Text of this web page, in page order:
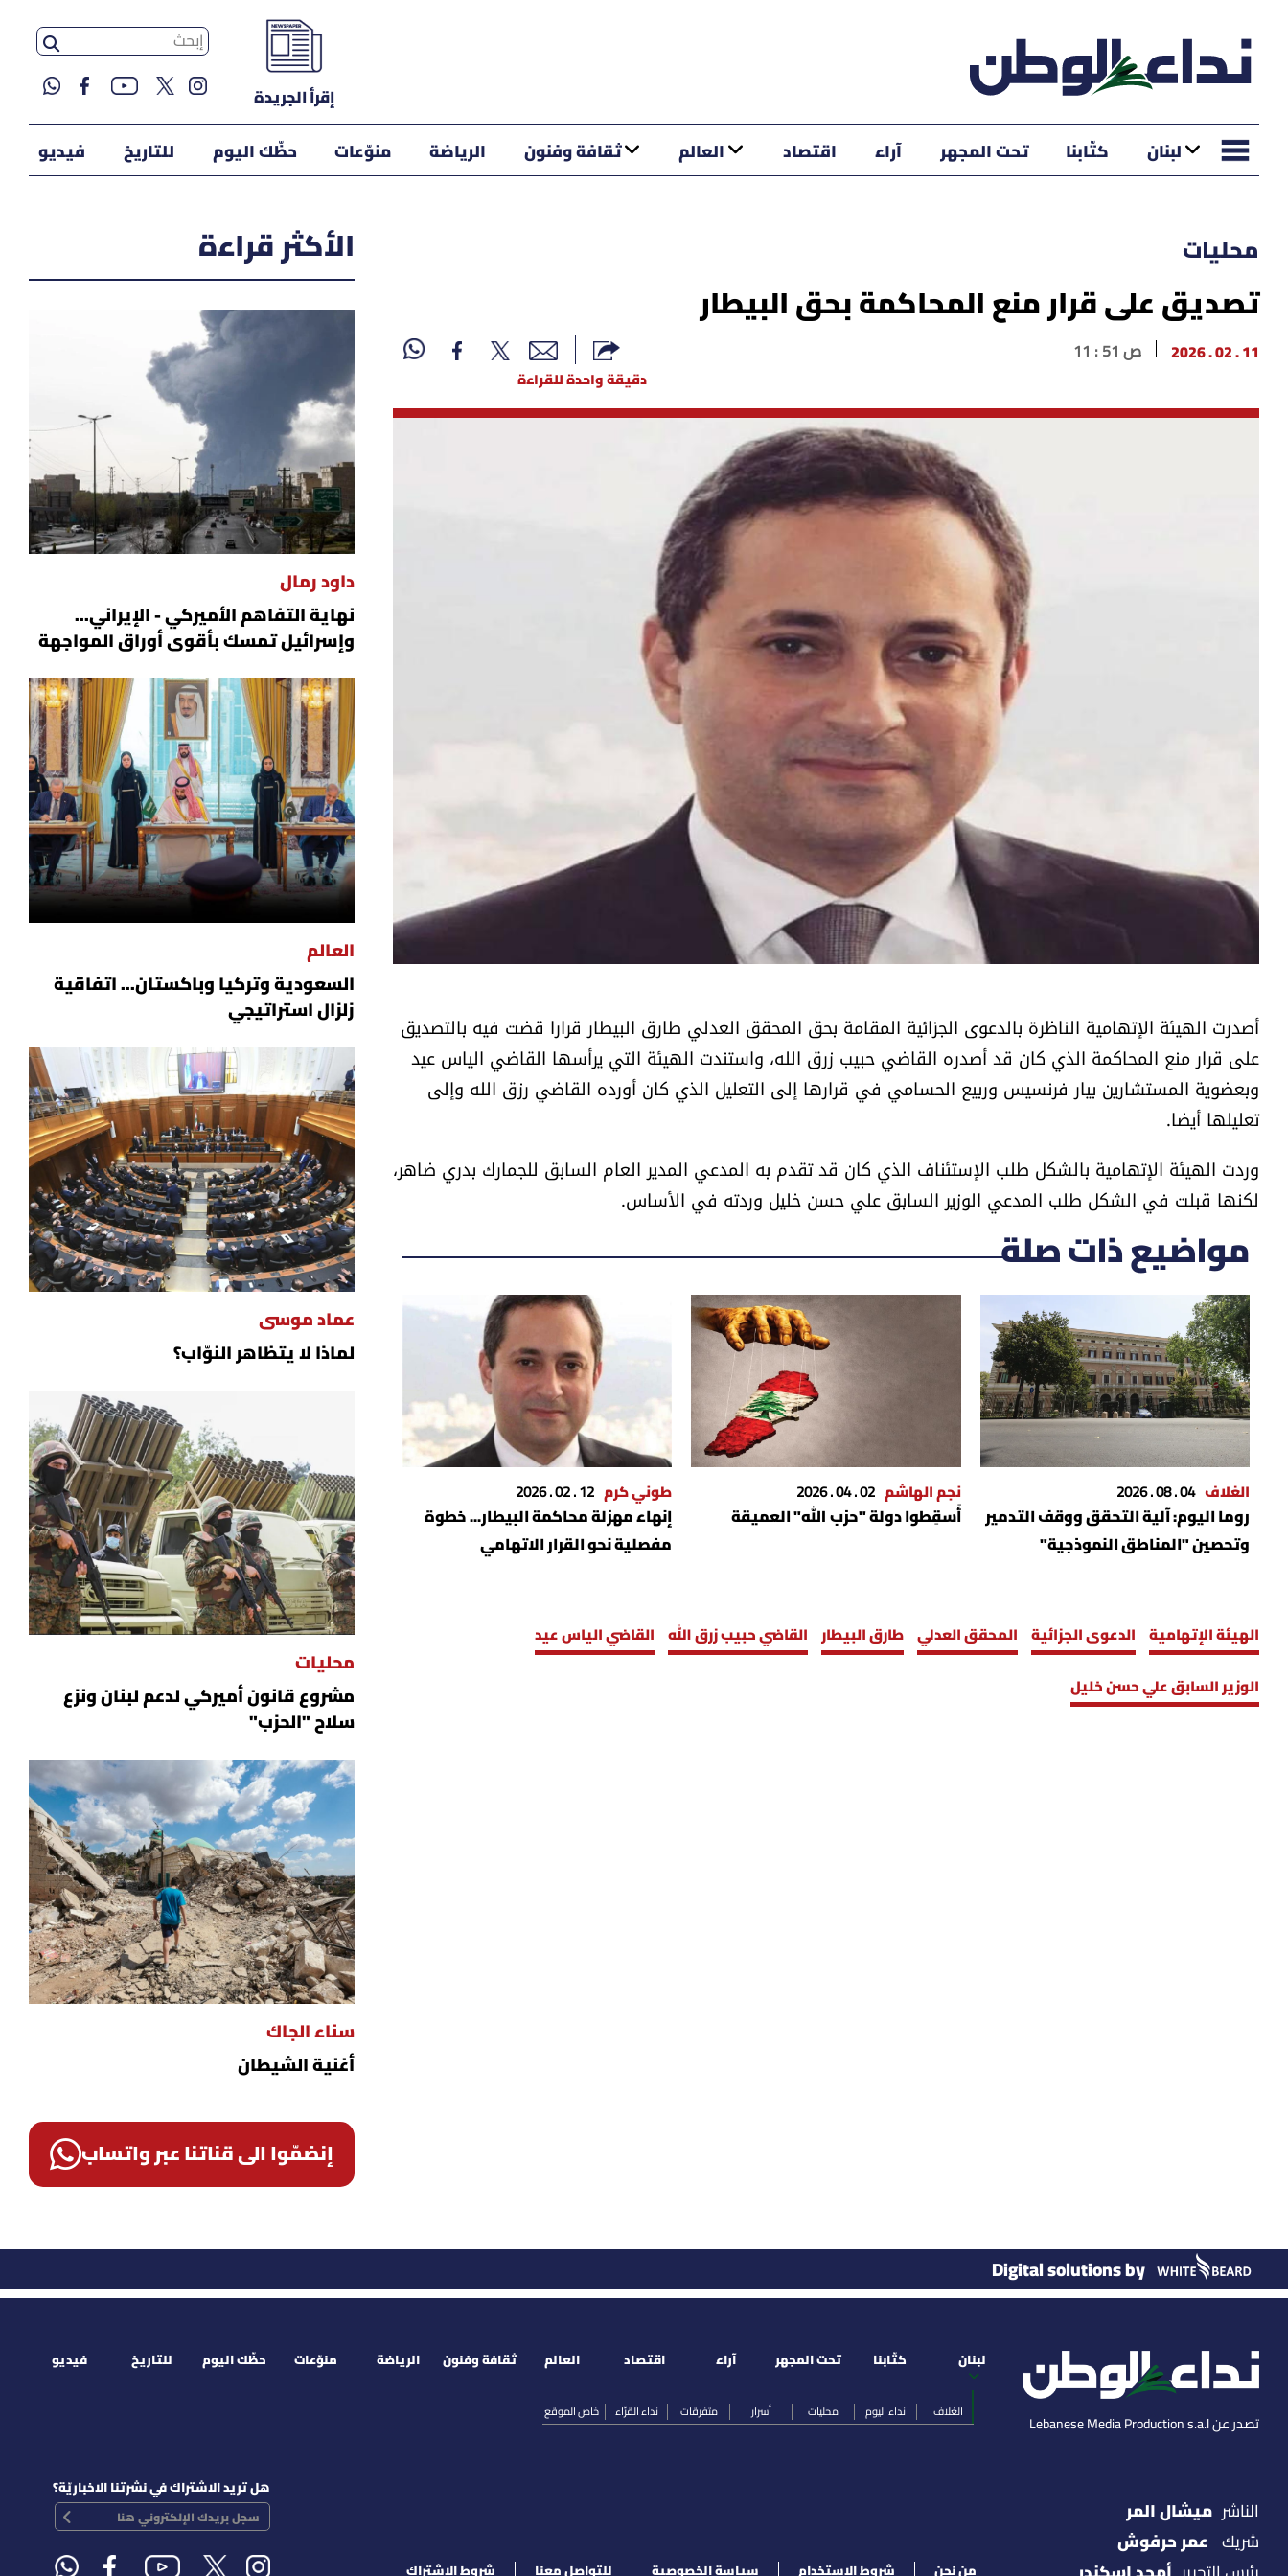
إقرأ الجريدة
لبنان كتّابنا تحت المجهر آراء اقتصاد العالم ثقافة وفنون الرياضة منوّعات حظّك اليوم للتاريخ فيديو
محليات
تصديق على قرار منع المحاكمة بحق البيطار
11 . 02 . 2026 11 : 51 ص
دقيقة واحدة للقراءة
أصدرت الهيئة الإتهامية الناظرة بالدعوى الجزائية المقامة بحق المحقق العدلي طارق البيطار قرارا قضت فيه بالتصديق
على قرار منع المحاكمة الذي كان قد أصدره القاضي حبيب زرق الله، واستندت الهيئة التي يرأسها القاضي الياس عيد
وبعضوية المستشارين بيار فرنسيس وربيع الحسامي في قرارها إلى التعليل الذي كان أورده القاضي رزق الله وإلى
تعليلها أيضا.
وردت الهيئة الإتهامية بالشكل طلب الإستئناف الذي كان قد تقدم به المدعي المدير العام السابق للجمارك بدري ضاهر،
لكنها قبلت في الشكل طلب المدعي الوزير السابق علي حسن خليل وردته في الأساس.
مواضيع ذات صلة
الغلاف 04 . 08 . 2026
روما اليوم: آلية التحقق ووقف التدمير
وتحصين "المناطق النموذجية"
نجم الهاشم 02 . 04 . 2026
أَسقِطوا دولة "حزب الله" العميقة
طوني كرم 12 . 02 . 2026
إنهاء مهزلة محاكمة البيطار... خطوة
مفصلية نحو القرار الاتهامي
الهيئة الإتهامية الدعوى الجزائية المحقق العدلي طارق البيطار القاضي حبيب زرق الله القاضي الياس عيد
الوزير السابق علي حسن خليل
الأكثر قراءة
داود رمال
نهاية التفاهم الأميركي - الإيراني...
وإسرائيل تمسك بأقوى أوراق المواجهة
العالم
السعودية وتركيا وباكستان... اتفاقية
زلزال استراتيجي
عماد موسى
لماذا لا يتظاهر النوّاب؟
محليات
مشروع قانون أميركي لدعم لبنان ونزع
سلاح "الحزب"
سناء الجاك
أغنية الشيطان
إنضمّوا الى قناتنا عبر واتساب
Digital solutions by
تصدر عن Lebanese Media Production s.a.l
لبنان
الغلاف نداء اليوم محليات أسرار متفرقات نداء القرّاء خاص الموقع
كتّابنا تحت المجهر آراء اقتصاد العالم ثقافة وفنون الرياضة منوّعات حظّك اليوم للتاريخ فيديو
الناشر ميشال المر
شريك عمر حرفوش
من نحن شروط الإستخدام سياسة الخصوصية للتواصل معنا شروط الإشتراك
هل تريد الاشتراك في نشرتنا الاخباريّة؟